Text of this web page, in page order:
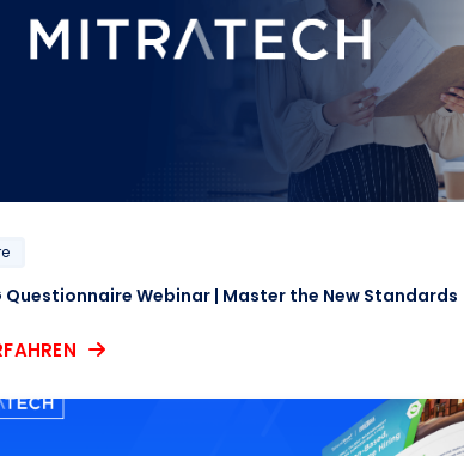
Questionnaire Webinar | Master the New Standards